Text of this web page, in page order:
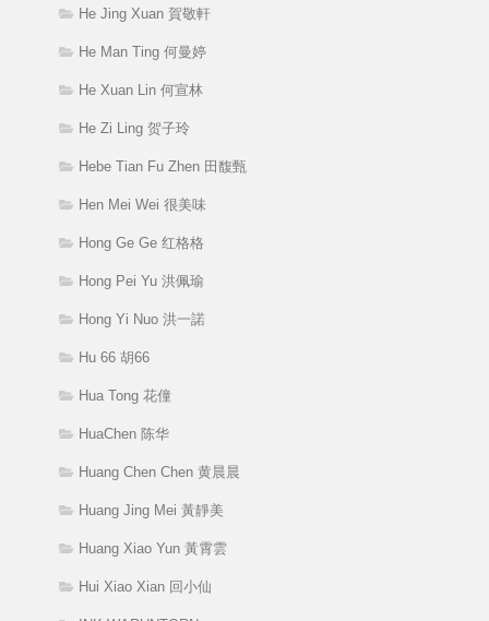
He Jing Xuan 賀敬軒
He Man Ting 何曼婷
He Xuan Lin 何宣林
He Zi Ling 贺子玲
Hebe Tian Fu Zhen 田馥甄
Hen Mei Wei 很美味
Hong Ge Ge 红格格
Hong Pei Yu 洪佩瑜
Hong Yi Nuo 洪一諾
Hu 66 胡66
Hua Tong 花僮
HuaChen 陈华
Huang Chen Chen 黄晨晨
Huang Jing Mei 黃靜美
Huang Xiao Yun 黃霄雲
Hui Xiao Xian 回小仙